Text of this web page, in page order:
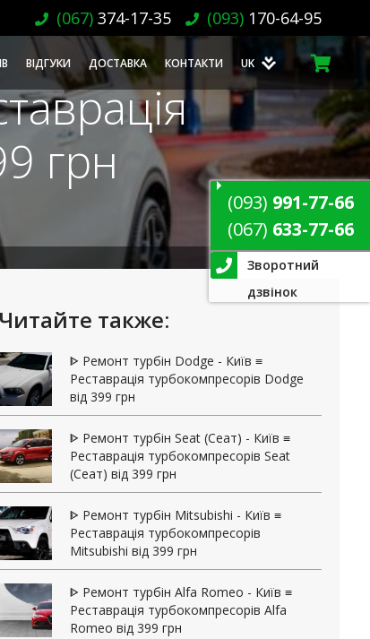
(067) 374-17-35 (093) 170-64-95
ВІДГУКИ ДОСТАВКА КОНТАКТИ UK
(093) 991-77-66
(067) 633-77-66
Зворотний
дзвінок
грн
Читайте также:
ᐈ Ремонт турбін Dodge - Київ ≡
Реставрація турбокомпресорів Dodge
від 399 грн
ᐈ Ремонт турбін Seat (Сеат) - Київ ≡
Реставрація турбокомпресорів Seat
(Сеат) від 399 грн
ᐈ Ремонт турбін Mitsubishi - Київ ≡
Реставрація турбокомпресорів
Mitsubishi від 399 грн
ᐈ Ремонт турбін Alfa Romeo - Київ ≡
Реставрація турбокомпресорів Alfa
Romeo від 399 грн